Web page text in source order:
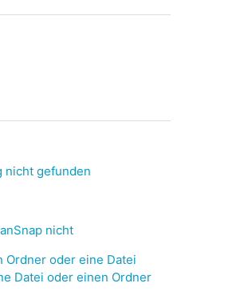
nicht gefunden
nicht
Ordner oder eine Datei
Datei oder einen Ordner